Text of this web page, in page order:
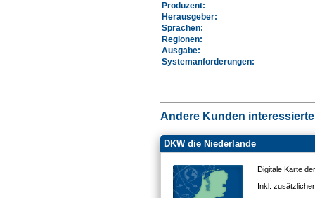
Produzent:
Herausgeber:
Sprachen:
Regionen:
Ausgabe:
Systemanforderungen:
Andere Kunden
DKW die Niederlande
Digitale Karte
Inkl.